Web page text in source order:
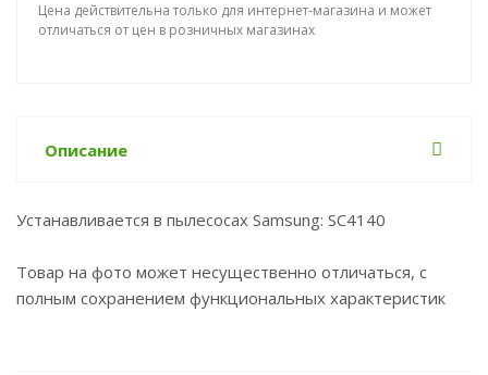
Цена действительна только для интернет-магазина и может
отличаться от цен в розничных магазинах
Описание
Устанавливается в пылесосах Samsung: SC4140
Товар на фото может несущественно отличаться, с
полным сохранением функциональных характеристик